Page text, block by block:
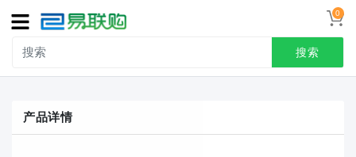
0
搜索
导
航
接线端子
产品详情